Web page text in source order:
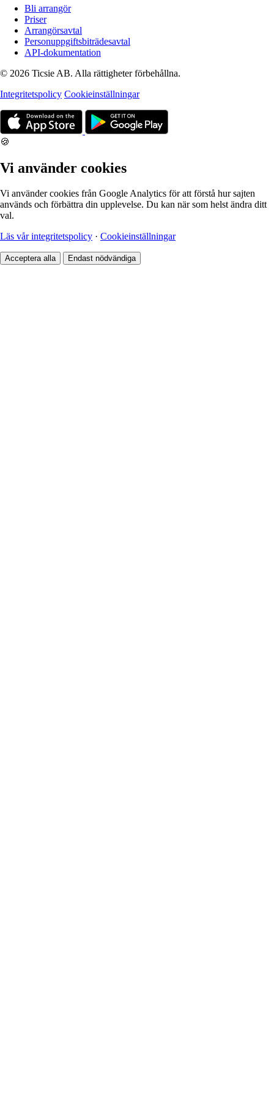
Bli arrangör
Priser
Arrangörsavtal
Personuppgiftsbiträdesavtal
API-dokumentation
© 2026 Ticsie AB. Alla rättigheter förbehållna.
Integritetspolicy Cookieinställningar
🍪
Vi använder cookies
Vi använder cookies från Google Analytics för att förstå hur sajten
används och förbättra din upplevelse. Du kan när som helst ändra ditt
val.
Läs vår integritetspolicy · Cookieinställningar
Acceptera alla Endast nödvändiga